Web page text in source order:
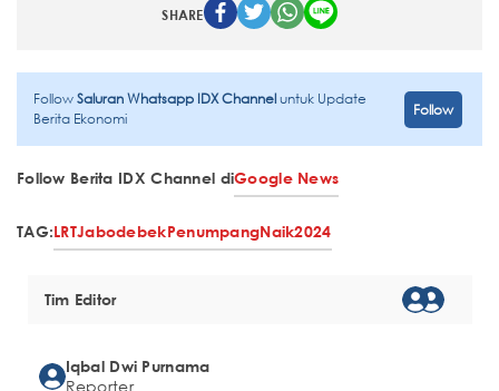
SHARE
FollowSaluran Whatsapp IDX Channeluntuk Update
Berita Ekonomi
Follow
Follow Berita IDX Channel diGoogle News
TAG:LRTJabodebekPenumpangNaik2024
Tim Editor
Iqbal Dwi Purnama
Reporter